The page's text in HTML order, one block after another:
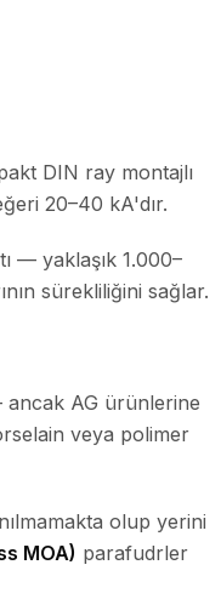
DIN ray montajlı
20–40 kA'dır.
— yaklaşık 1.000–
sürekliliğini sağlar.
AG ürünlerine
veya polimer
olup yerini
MOA) parafudrler